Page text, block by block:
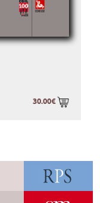
30.00€